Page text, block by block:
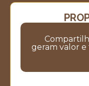
geram valor e